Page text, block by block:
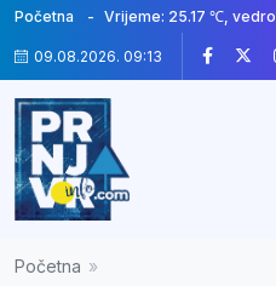
Početna Vrijeme: 25.17 ℃, vedro
09.08.2026. 09:13
Početna »